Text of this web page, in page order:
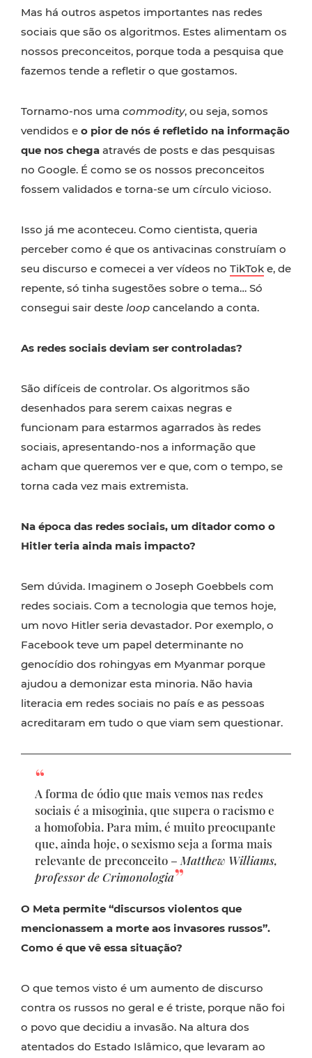
Mas há outros aspetos importantes nas redes
sociais que são os algoritmos. Estes alimentam os
nossos preconceitos, porque toda a pesquisa que
fazemos tende a refletir o que gostamos.
Tornamo-nos uma commodity, ou seja, somos
vendidos e o pior de nós é refletido na informação
que nos chega através de posts e das pesquisas
no Google. É como se os nossos preconceitos
fossem validados e torna-se um círculo vicioso.
Isso já me aconteceu. Como cientista, queria
perceber como é que os antivacinas construíam o
seu discurso e comecei a ver vídeos no TikTok e, de
repente, só tinha sugestões sobre o tema… Só
consegui sair deste loop cancelando a conta.
As redes sociais deviam ser controladas?
São difíceis de controlar. Os algoritmos são
desenhados para serem caixas negras e
funcionam para estarmos agarrados às redes
sociais, apresentando-nos a informação que
acham que queremos ver e que, com o tempo, se
torna cada vez mais extremista.
Na época das redes sociais, um ditador como o
Hitler teria ainda mais impacto?
Sem dúvida. Imaginem o Joseph Goebbels com
redes sociais. Com a tecnologia que temos hoje,
um novo Hitler seria devastador. Por exemplo, o
Facebook teve um papel determinante no
genocídio dos rohingyas em Myanmar porque
ajudou a demonizar esta minoria. Não havia
literacia em redes sociais no país e as pessoas
acreditaram em tudo o que viam sem questionar.
A forma de ódio que mais vemos nas redes
sociais é a misoginia, que supera o racismo e
a homofobia. Para mim, é muito preocupante
que, ainda hoje, o sexismo seja a forma mais
relevante de preconceito – Matthew Williams,
professor de Crimonologia
O Meta permite “discursos violentos que
mencionassem a morte aos invasores russos”.
Como é que vê essa situação?
O que temos visto é um aumento de discurso
contra os russos no geral e é triste, porque não foi
o povo que decidiu a invasão. Na altura dos
atentados do Estado Islâmico, que levaram ao